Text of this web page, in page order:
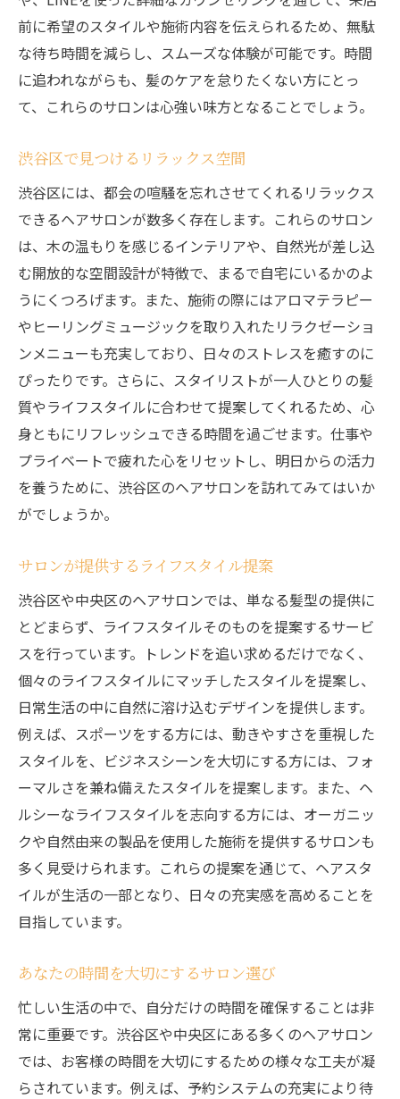
前に希望のスタイルや施術内容を伝えられるため、無駄
な待ち時間を減らし、スムーズな体験が可能です。時間
に追われながらも、髪のケアを怠りたくない方にとっ
て、これらのサロンは心強い味方となることでしょう。
渋谷区で見つけるリラックス空間
渋谷区には、都会の喧騒を忘れさせてくれるリラックス
できるヘアサロンが数多く存在します。これらのサロン
は、木の温もりを感じるインテリアや、自然光が差し込
む開放的な空間設計が特徴で、まるで自宅にいるかのよ
うにくつろげます。また、施術の際にはアロマテラピー
やヒーリングミュージックを取り入れたリラクゼーショ
ンメニューも充実しており、日々のストレスを癒すのに
ぴったりです。さらに、スタイリストが一人ひとりの髪
質やライフスタイルに合わせて提案してくれるため、心
身ともにリフレッシュできる時間を過ごせます。仕事や
プライベートで疲れた心をリセットし、明日からの活力
を養うために、渋谷区のヘアサロンを訪れてみてはいか
がでしょうか。
サロンが提供するライフスタイル提案
渋谷区や中央区のヘアサロンでは、単なる髪型の提供に
とどまらず、ライフスタイルそのものを提案するサービ
スを行っています。トレンドを追い求めるだけでなく、
個々のライフスタイルにマッチしたスタイルを提案し、
日常生活の中に自然に溶け込むデザインを提供します。
例えば、スポーツをする方には、動きやすさを重視した
スタイルを、ビジネスシーンを大切にする方には、フォ
ーマルさを兼ね備えたスタイルを提案します。また、ヘ
ルシーなライフスタイルを志向する方には、オーガニッ
クや自然由来の製品を使用した施術を提供するサロンも
多く見受けられます。これらの提案を通じて、ヘアスタ
イルが生活の一部となり、日々の充実感を高めることを
目指しています。
あなたの時間を大切にするサロン選び
忙しい生活の中で、自分だけの時間を確保することは非
常に重要です。渋谷区や中央区にある多くのヘアサロン
では、お客様の時間を大切にするための様々な工夫が凝
らされています。例えば、予約システムの充実により待